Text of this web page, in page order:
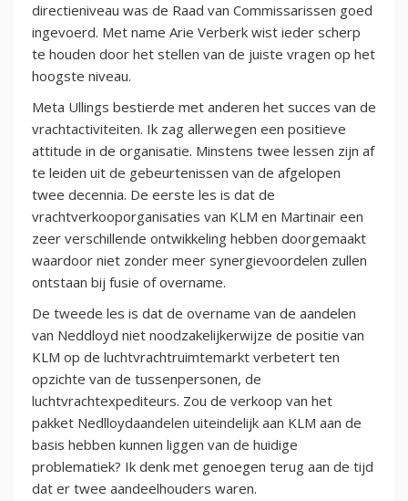
directieniveau was de Raad van Commissarissen goed
ingevoerd. Met name Arie Verberk wist ieder scherp
te houden door het stellen van de juiste vragen op het
hoogste niveau.
Meta Ullings bestierde met anderen het succes van de
vrachtactiviteiten. Ik zag allerwegen een positieve
attitude in de organisatie. Minstens twee lessen zijn af
te leiden uit de gebeurtenissen van de afgelopen
twee decennia. De eerste les is dat de
vrachtverkooporganisaties van KLM en Martinair een
zeer verschillende ontwikkeling hebben doorgemaakt
waardoor niet zonder meer synergievoordelen zullen
ontstaan bij fusie of overname.
De tweede les is dat de overname van de aandelen
van Neddloyd niet noodzakelijkerwijze de positie van
KLM op de luchtvrachtruimtemarkt verbetert ten
opzichte van de tussenpersonen, de
luchtvrachtexpediteurs. Zou de verkoop van het
pakket Nedlloydaandelen uiteindelijk aan KLM aan de
basis hebben kunnen liggen van de huidige
problematiek? Ik denk met genoegen terug aan de tijd
dat er twee aandeelhouders waren.